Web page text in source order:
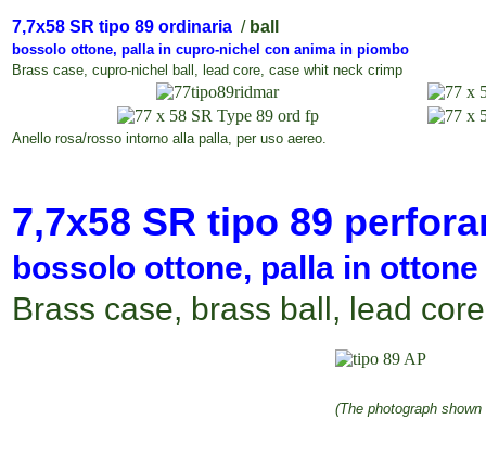
7,7x58 SR tipo 89 ordinaria / ball
bossolo ottone, palla in cupro-nichel con anima in piombo
Brass case, cupro-nichel ball, lead core, case whit neck crimp
Anello rosa/rosso intorno alla palla , per uso aereo.
7,7x58 SR tipo 89
bossolo ottone, palla in
Brass case, brass ball, lead
(The photograph